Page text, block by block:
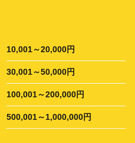
10,001～20,000円
30,001～50,000円
100,001～200,000円
500,001～1,000,000円